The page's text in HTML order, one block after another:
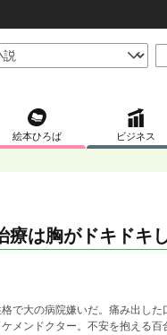
絵本ひろば ビジネス
は胸がドキドキ
で大の病院嫌いだ。痛み出し
メンドクター。不安を抱える